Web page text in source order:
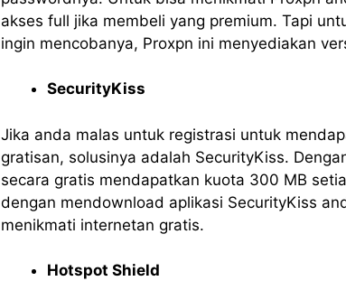
akses full jika membeli yang premium. Tapi
ingin mencobanya, Proxpn ini menyediakan
SecurityKiss
Jika anda malas untuk registrasi untuk
gratisan, solusinya adalah SecurityKiss.
secara gratis mendapatkan kuota 300 MB
dengan mendownload aplikasi SecurityKiss
menikmati internetan gratis.
Hotspot Shield